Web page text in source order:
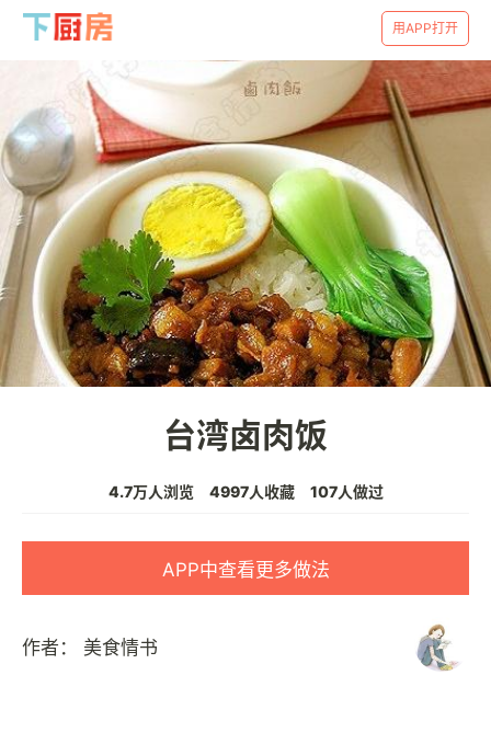
用APP打开
台湾卤肉饭
4.7万人浏览 4997人收藏 107人做过
APP中查看更多做法
作者： 美食情书